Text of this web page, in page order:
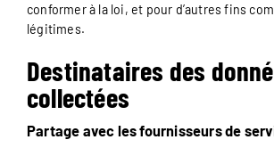
conformer à la loi, et pour d’autres fins
légitimes.
Destinataires des
collectées
Partage avec les fournisseurs de